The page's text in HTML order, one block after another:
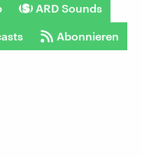
ARD Sounds
Abonnieren